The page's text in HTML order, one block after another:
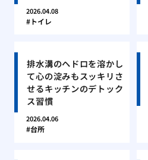
2026.04.08
トイレ
排水溝のヘドロを溶かし
て心の淀みもスッキリさ
せるキッチンのデトック
ス習慣
2026.04.06
台所